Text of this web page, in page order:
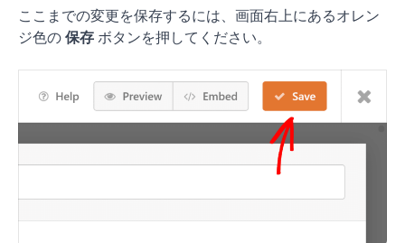
ここまでの変更を保存するには、画面右上にあるオレン
ジ色の 保存 ボタンを押してください。